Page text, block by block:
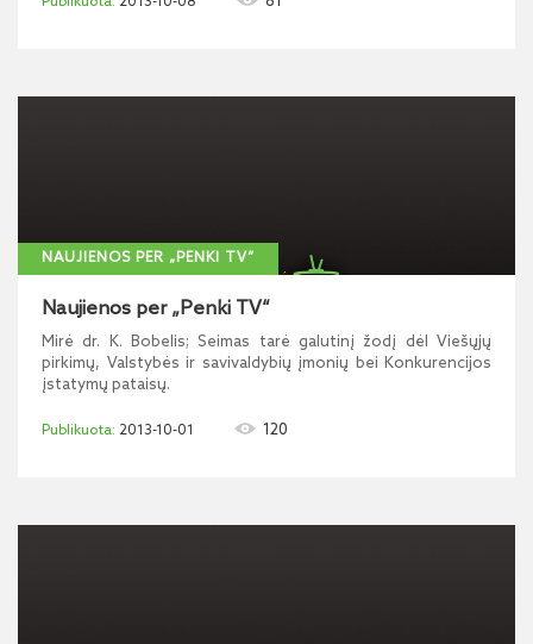
NAUJIENOS PER „PENKI TV“
Naujienos per „Penki TV“
Mirė dr. K. Bobelis; Seimas tarė galutinį žodį dėl Viešųjų
pirkimų, Valstybės ir savivaldybių įmonių bei Konkurencijos
įstatymų pataisų.
2013-10-01 120